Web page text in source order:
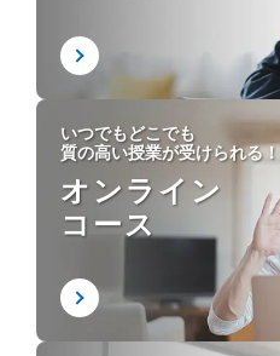
いつでもどこでも
質の高い授業が受けられる！
オンライン
コース